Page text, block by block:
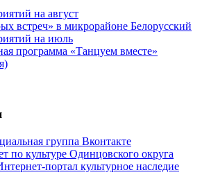
на август
встреч» в микрорайоне Белорусский
на июль
программа «Танцуем вместе»
группа Вконтакте
по культуре Одинцовского округа
портал культурное наследие